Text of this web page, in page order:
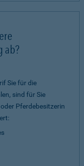
ab?
Sie für die
sind für Sie
Pferdebesitzerin